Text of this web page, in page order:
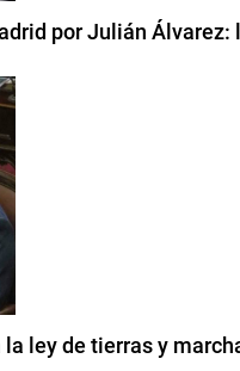
por Julián Álvarez:
ley de tierras y